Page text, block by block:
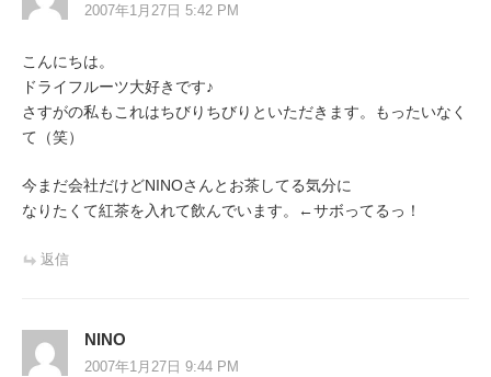
2007年1月27日 5:42 PM
こんにちは。
ドライフルーツ大好きです♪
さすがの私もこれはちびりちびりといただきます。もったいなく
て（笑）
今まだ会社だけどNINOさんとお茶してる気分に
なりたくて紅茶を入れて飲んでいます。←サボってるっ！
返信
NINO
2007年1月27日 9:44 PM